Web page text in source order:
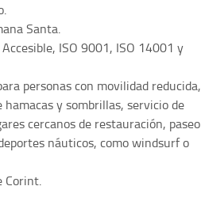
Santa.
ISO 9001, ISO 14001 y
personas con movilidad reducida,
y sombrillas, servicio de
cercanos de restauración, paseo
náuticos, como windsurf o
Corint.